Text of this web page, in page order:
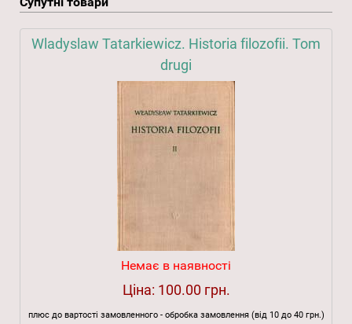
Wladyslaw Tatarkiewicz. Historia filozofii. Tom
drugi
Немає в наявності
Ціна: 100.00 грн.
плюс до вартості замовленного - обробка замовлення (від 10 до 40 грн.)